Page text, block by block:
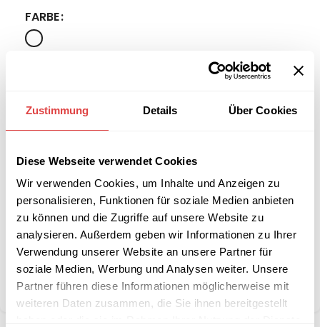
Zustimmung Details Über Cookies
Diese Webseite verwendet Cookies
Wir verwenden Cookies, um Inhalte und Anzeigen zu
personalisieren, Funktionen für soziale Medien anbieten
zu können und die Zugriffe auf unsere Website zu
analysieren. Außerdem geben wir Informationen zu Ihrer
Verwendung unserer Website an unsere Partner für
soziale Medien, Werbung und Analysen weiter. Unsere
Partner führen diese Informationen möglicherweise mit
weiteren Daten zusammen, die Sie ihnen bereitgestellt
FARBE
IN DEN WARENKORB
größeren
Stückzahlen?
B2B-Angebot
anfordern
Artikelnummer:n. v.
Kategorie: Restaurant- & Bartische
Marke:Gastro Uzal
Teilen: